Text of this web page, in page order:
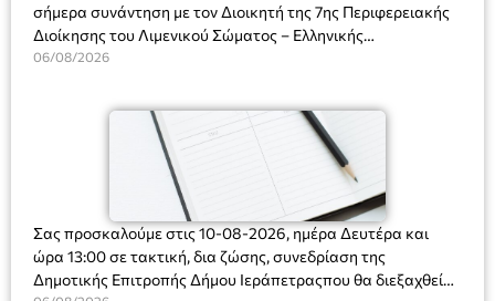
σήμερα συνάντηση με τον Διοικητή της 7ης Περιφερειακής
Διοίκησης του Λιμενικού Σώματος – Ελληνικής
Ακτοφυλακής (Λ.Σ.-ΕΛ.ΑΚΤ.), Αρχιπλοίαρχο Λ.Σ. κ. Ιωάννη
06/08/2026
Σας προσκαλούμε στις 10-08-2026, ημέρα Δευτέρα και
ώρα 13:00 σε τακτική, δια ζώσης, συνεδρίαση της
Δημοτικής Επιτροπής Δήμου Ιεράπετραςπου θα διεξαχθεί